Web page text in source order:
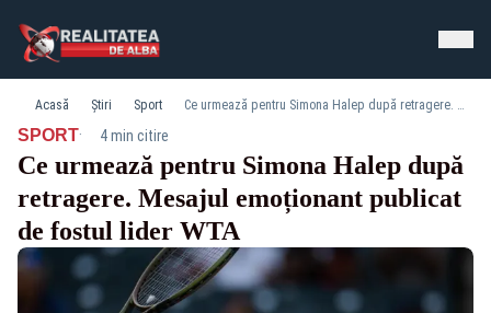
Acasă Știri Sport Ce urmează pentru Simona Halep după retragere. Mesajul emoționant publicat de fostul lider WTA
SPORT· 4 min citire
Ce urmează pentru Simona Halep după
retragere. Mesajul emoționant publicat
de fostul lider WTA